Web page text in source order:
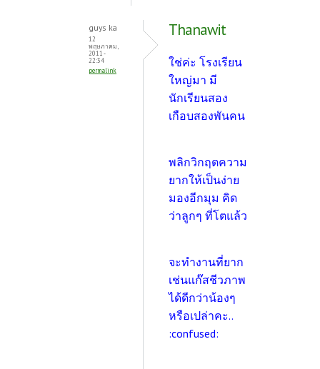
guys ka
12
พฤษภาคม,
2011 -
22:34
permalink
Thanawit
ใช่ค่ะ โรงเรียน
ใหญ่มา มี
นักเรียนสอง
เกือบสองพันคน
พลิกวิกฤตความ
ยากให้เป็นง่าย
มองอีกมุม คิด
ว่าลูกๆ ที่โตแล้ว
จะทำงานที่ยาก
เช่นแก๊สชีวภาพ
ได้ดีกว่าน้องๆ
หรือเปล่าคะ..
:confused: